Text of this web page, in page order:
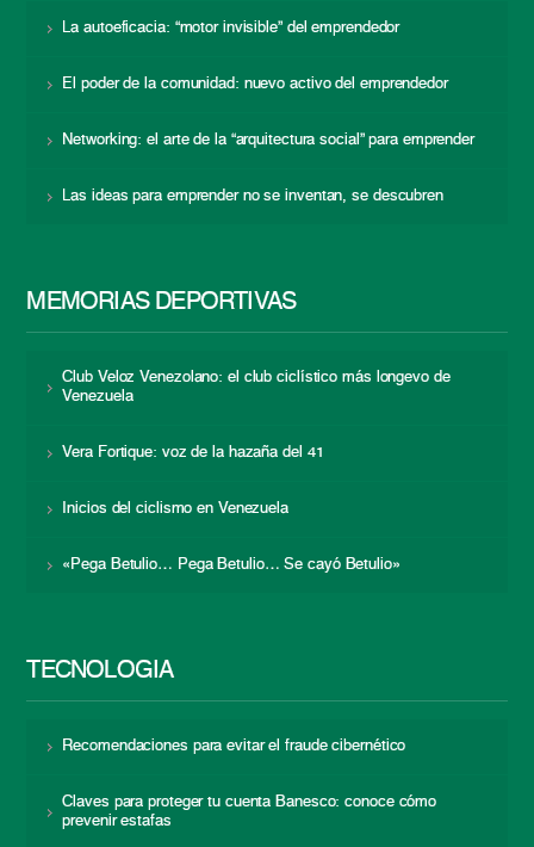
La autoeficacia: “motor invisible” del emprendedor
El poder de la comunidad: nuevo activo del emprendedor
Networking: el arte de la “arquitectura social” para emprender
Las ideas para emprender no se inventan, se descubren
MEMORIAS DEPORTIVAS
Club Veloz Venezolano: el club ciclístico más longevo de
Venezuela
Vera Fortique: voz de la hazaña del 41
Inicios del ciclismo en Venezuela
«Pega Betulio… Pega Betulio… Se cayó Betulio»
TECNOLOGÍA
Recomendaciones para evitar el fraude cibernético
Claves para proteger tu cuenta Banesco: conoce cómo
prevenir estafas